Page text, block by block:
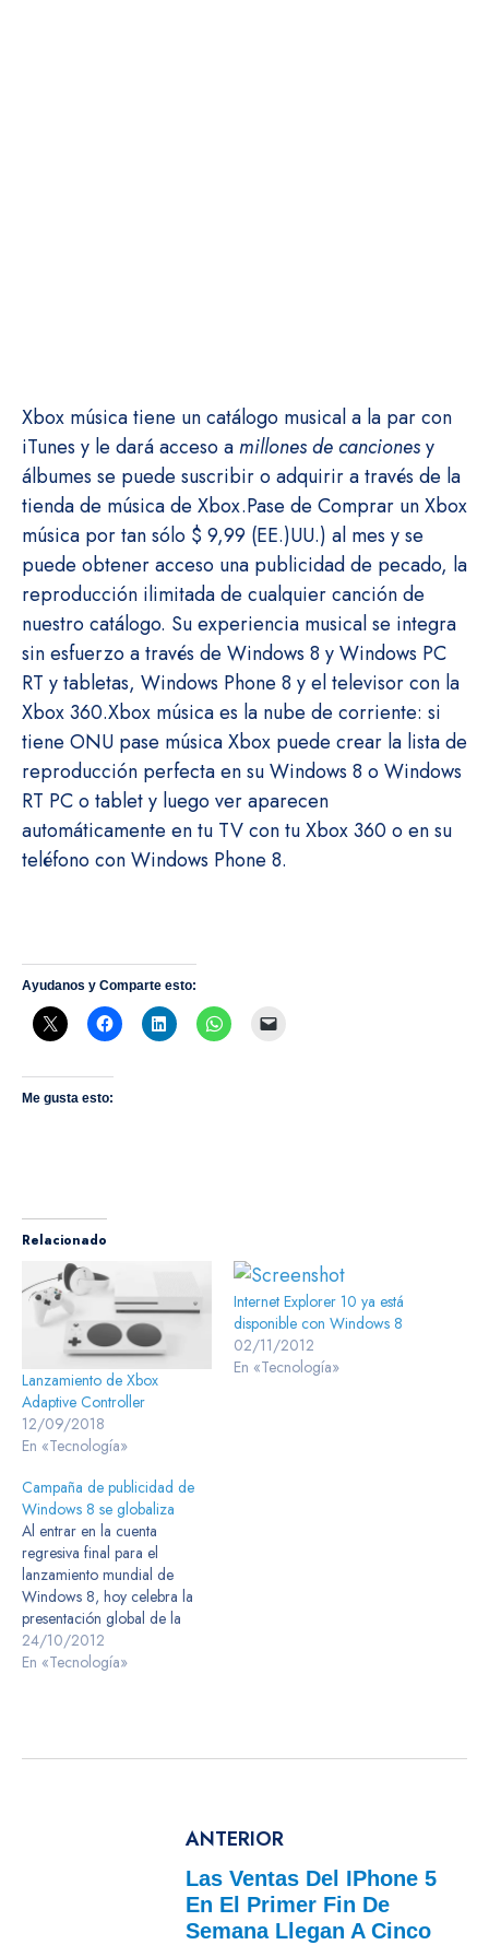
Xbox música tiene un catálogo musical a la par con
iTunes y le dará acceso amillones de cancionesy
álbumes se puede suscribir o adquirir a través de la
tienda de música de Xbox.Pase de Comprar un Xbox
música por tan sólo $ 9,99 (EE.)UU.) al mes y se
puede obtener acceso una publicidad de pecado, la
reproducción ilimitada de cualquier canción de
nuestro catálogo. Su experiencia musical se integra
sin esfuerzo a través de Windows 8 y Windows PC
RT y tabletas, Windows Phone 8 y el televisor con la
Xbox 360.Xbox música es la nube de corriente: si
tiene ONU pase música Xbox puede crear la lista de
reproducción perfecta en su Windows 8 o Windows
RT PC o tablet y luego ver aparecen
automáticamente en tu TV con tu Xbox 360 o en su
teléfono con Windows Phone 8.
Ayudanos y Comparte esto:
Me gusta esto:
Relacionado
Lanzamiento de Xbox
Adaptive Controller
12/09/2018
En «Tecnología»
Internet Explorer 10 ya está
disponible con Windows 8
02/11/2012
En «Tecnología»
Campaña de publicidad de
Windows 8 se globaliza
Al entrar en la cuenta
regresiva final para el
lanzamiento mundial de
Windows 8, hoy celebra la
presentación global de la
campaña de publicidad de
Windows 8 va directo en 42
24/10/2012
En «Tecnología»
ANTERIOR
Las Ventas Del IPhone 5
En El Primer Fin De
Semana Llegan A Cinco